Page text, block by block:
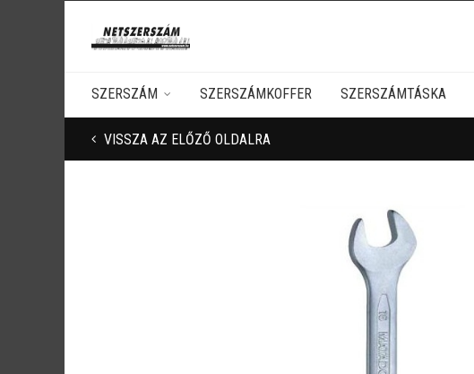
SZERSZÁM SZERSZÁMKOFFER SZERSZÁMTÁSKA
VISSZA AZ ELŐZŐ OLDALRA